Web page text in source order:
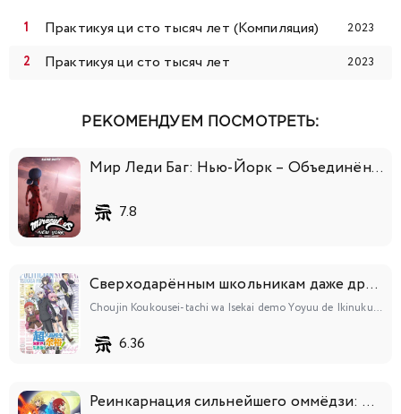
Практикуя ци сто тысяч лет (Компиляция) 2023
Практикуя ци сто тысяч лет 2023
РЕКОМЕНДУЕМ ПОСМОТРЕТЬ:
Мир Леди Баг: Нью-Йорк – Объединённые Герои
7.8
Сверходарённым школьникам даже другой мир нипочём!
Choujin Koukousei-tachi wa Isekai demo Yoyuu de Ikinuku you desu!
6.36
Реинкарнация сильнейшего оммёдзи: Эти монстры слишком слабы по сравнению с моим ёкаем